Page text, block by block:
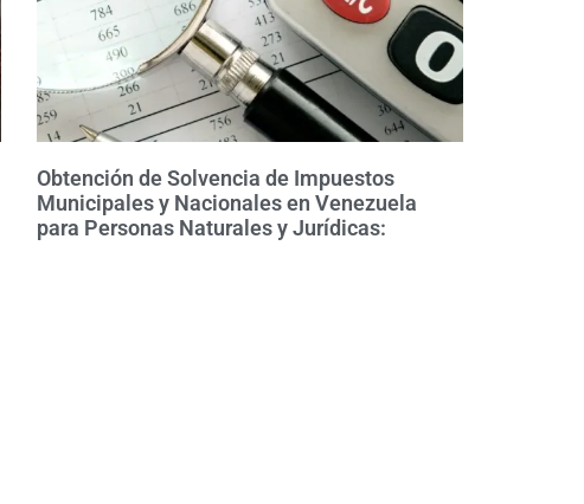
Obtención de Solvencia de Impuestos
Municipales y Nacionales en Venezuela
para Personas Naturales y Jurídicas: